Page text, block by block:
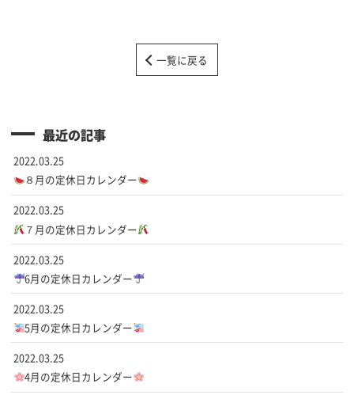
一覧に戻る
最近の記事
2022.03.25
８月の定休日カレンダー
2022.03.25
７月の定休日カレンダー
2022.03.25
6月の定休日カレンダー
2022.03.25
5月の定休日カレンダー
2022.03.25
4月の定休日カレンダー